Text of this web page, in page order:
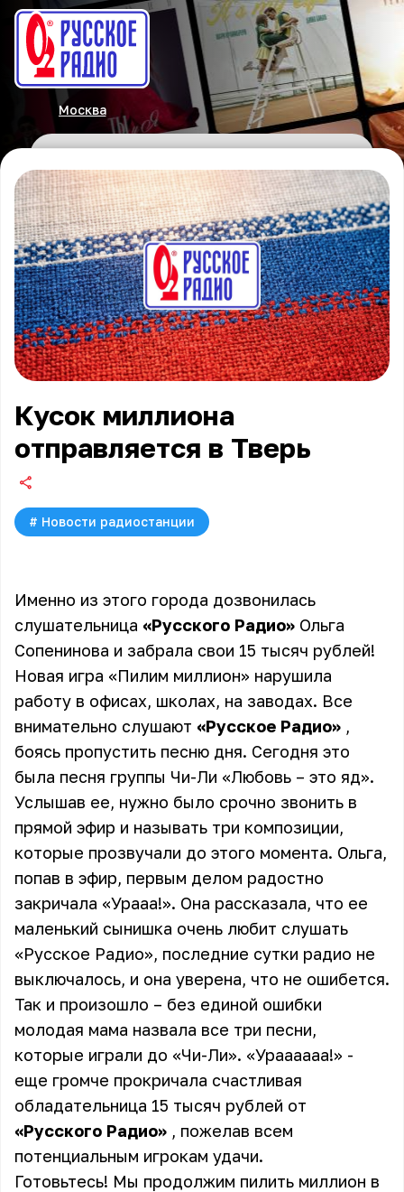
Москва
Кусок миллиона
отправляется в Тверь
# Новости радиостанции
Именно из этого города дозвонилась
слушательница «Русского Радио» Ольга
Сопенинова и забрала свои 15 тысяч рублей!
Новая игра «Пилим миллион» нарушила
работу в офисах, школах, на заводах. Все
внимательно слушают «Русское Радио» ,
боясь пропустить песню дня. Сегодня это
была песня группы Чи-Ли «Любовь – это яд».
Услышав ее, нужно было срочно звонить в
прямой эфир и называть три композиции,
которые прозвучали до этого момента. Ольга,
попав в эфир, первым делом радостно
закричала «Урааа!». Она рассказала, что ее
маленький сынишка очень любит слушать
«Русское Радио», последние сутки радио не
выключалось, и она уверена, что не ошибется.
Так и произошло – без единой ошибки
молодая мама назвала все три песни,
которые играли до «Чи-Ли». «Ураааааа!» -
еще громче прокричала счастливая
обладательница 15 тысяч рублей от
«Русского Радио» , пожелав всем
потенциальным игрокам удачи.
Готовьтесь! Мы продолжим пилить миллион в